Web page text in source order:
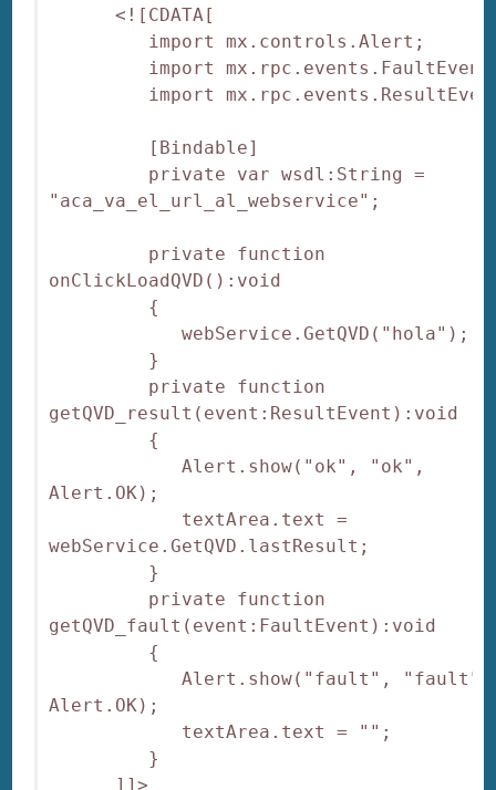
<![CDATA[
import mx.controls.Alert;
import
import
[Bindable]
private var wsdl:String =
"aca_va_el_url_al_webservice";
private function
onClickLoadQVD():void
{
webService.GetQVD("hola");
}
private function
getQVD_result(event:ResultEvent):void
{
Alert.show("ok", "ok",
Alert.OK);
textArea.text =
webService.GetQVD.lastResult;
}
private function
getQVD_fault(event:FaultEvent):void
{
Alert.show("fault", "fault",
Alert.OK);
textArea.text = "";
}
]]>